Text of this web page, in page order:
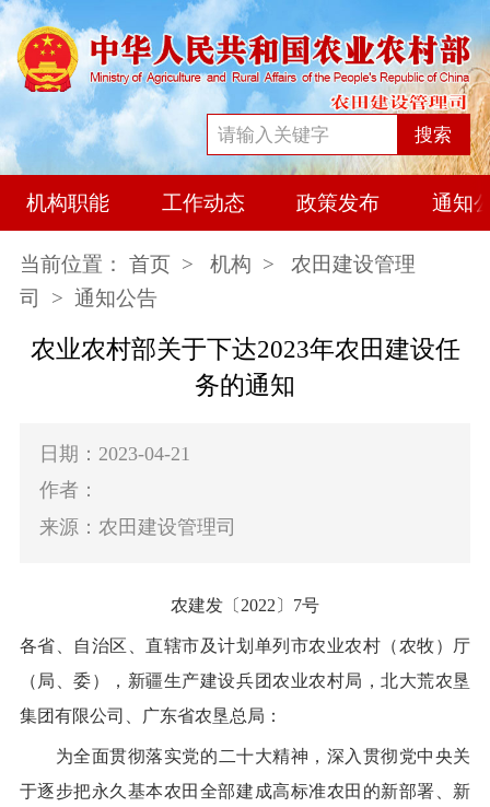
搜索
机构职能 工作动态 政策发布 通知
当前位置： 首页 > 机构 >
农田建设管理
司
> 通知公告
农业农村部关于下达2023年农田建设任
务的通知
日期：2023-04-21
作者：
来源：农田建设管理司
农建发〔 2022〕7号
各省、自治区、直辖市及计划单列市农业农村（农牧）厅
（局、委），新疆生产建设兵团农业农村局，北大荒农垦
集团有限公司、广东省农垦总局：
为全面贯彻落实党的二十大精神， 深入贯彻党中央关
于逐步把永久基本农田全部建成高标准农田的新部署、新